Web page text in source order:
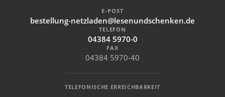
E-POST
bestellung-netzladen@lesenundschenken.de
TELEFON
04384 5970-0
FAX
04384 5970-40
TELEFONISCHE ERREICHBARKEIT